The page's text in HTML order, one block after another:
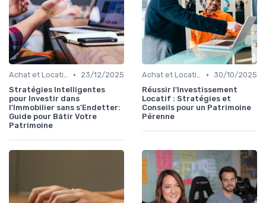
Achat et Location de Biens Immobiliers •
23/12/2025
Stratégies Intelligentes
pour Investir dans
l'Immobilier sans s'Endetter:
Guide pour Bâtir Votre
Patrimoine
Achat et Location de Biens Immobiliers • 30/10/2025
Réussir l'Investissement
Locatif : Stratégies et
Conseils pour un Patrimoine
Pérenne